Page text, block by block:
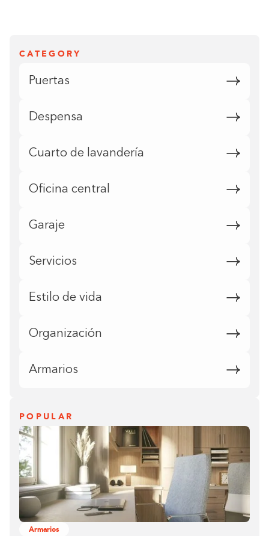
CATEGORY
Puertas
Despensa
Cuarto de lavandería
Oficina central
Garaje
Servicios
Estilo de vida
Organización
Armarios
POPULAR
Armarios